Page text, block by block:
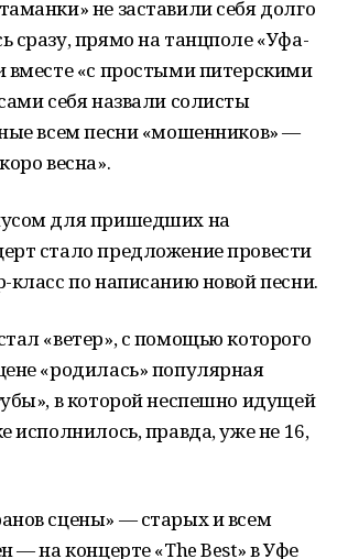
не заставили себя долго
сразу, прямо на танцполе «Уфа-
вместе «с простыми питерскими
себя назвали солисты
всем песни «мошенников» —
весна».
для пришедших на
стало предложение провести
класс по написанию новой песни.
«ветер», с помощью которого
«родилась» популярная
в которой неспешно идущей
исполнилось, правда, уже не 16,
сцены» — старых и всем
— на концерте «The Best» в Уфе